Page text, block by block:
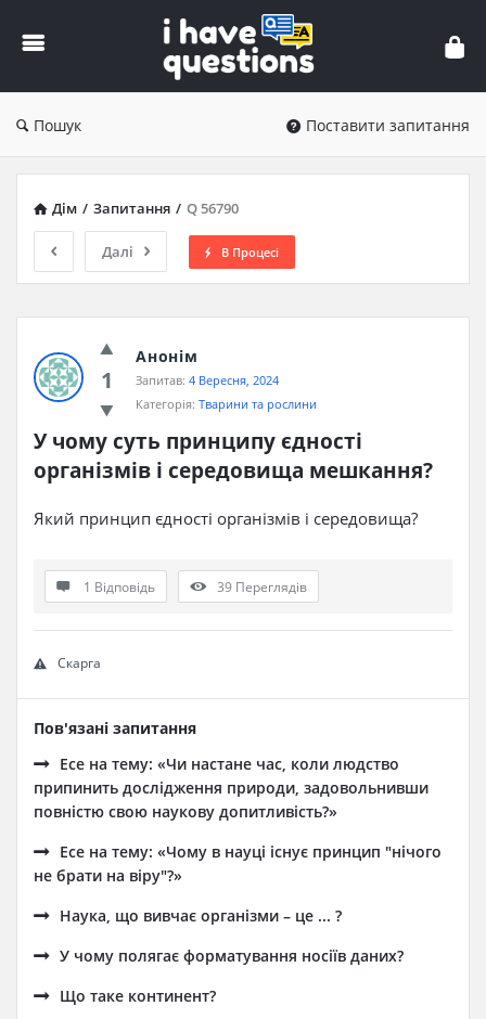
iHaveQuestions
Пошук Поставити запитання
Дім / Запитання / Q 56790
Далі В Процесі
1
Анонім
Запитав: 4 Вересня, 2024
Категорія: Тварини та рослини
У чому суть принципу єдності
організмів і середовища мешкання?
Який принцип єдності організмів і середовища?
1 Відповідь 39 Переглядів
Скарга
Пов'язані запитання
Есе на тему: «Чи настане час, коли людство
припинить дослідження природи, задовольнивши
повністю свою наукову допитливість?»
Есе на тему: «Чому в науці існує принцип "нічого
не брати на віру"?»
Наука, що вивчає організми – це ... ?
У чому полягає форматування носіїв даних?
Що таке континент?